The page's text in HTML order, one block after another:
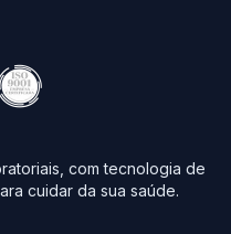
com tecnologia de
cuidar da sua saúde.